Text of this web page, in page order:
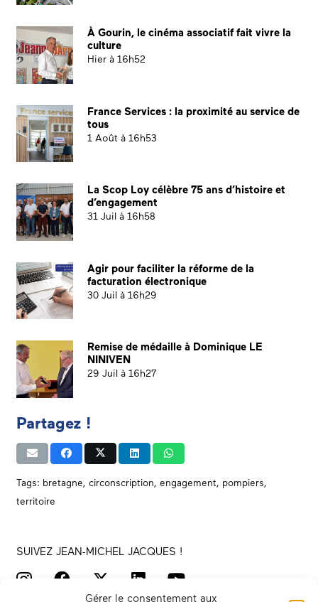
Gérer le consentement aux
À Gourin, le cinéma associatif fait vivre la
culture
Hier à 16h52
France Services : la proximité au service de
tous
1 Août à 16h53
La Scop Loy célèbre 75 ans d’histoire et
d’engagement
31 Juil à 16h58
Agir pour faciliter la réforme de la
facturation électronique
30 Juil à 16h29
Remise de médaille à Dominique LE
NINIVEN
29 Juil à 16h27
Partagez !
Tags: bretagne, circonscription, engagement, pompiers,
territoire
SUIVEZ JEAN-MICHEL JACQUES !